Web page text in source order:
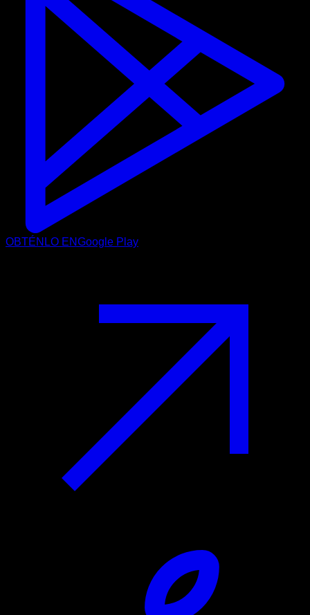
OBTÉNLO ENGoogle Play